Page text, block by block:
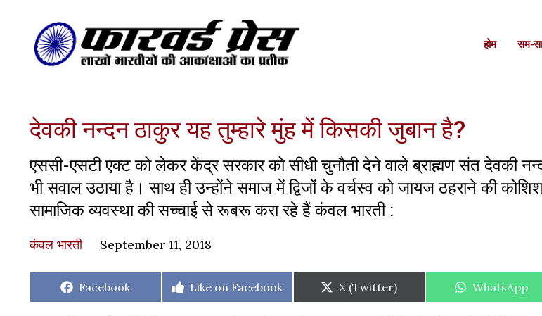
होम सम-
देवकी नन्दन ठाकुर यह तुम्हारे मुंह में किसकी जुबान है?
एससी-एसटी एक्ट को लेकर केंद्र सरकार को सीधी चुनौती देने वाले ब्राह्मण संत देवकी
भी सवाल उठाया है। साथ ही उन्होंने समाज में द्विजों के वर्चस्व को जायज ठहराने की
सामाजिक व्यवस्था की सच्चाई से रूबरू करा रहे हैं कंवल भारती :
कंवल भारती September 11, 2018
Share
Facebook
Share
Like on Facebook
Share
on
X (Twitter)
Share
WhatsApp